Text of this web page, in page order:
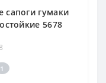
гумаки
5678
1